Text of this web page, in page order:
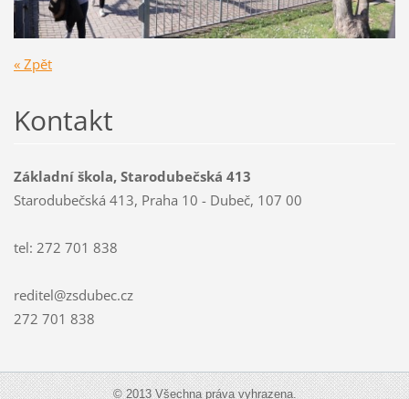
« Zpět
Kontakt
Základní škola, Starodubečská 413
Starodubečská 413, Praha 10 - Dubeč, 107 00
tel: 272 701 838
reditel@zsdubec.cz
272 701 838
© 2013 Všechna práva vyhrazena.